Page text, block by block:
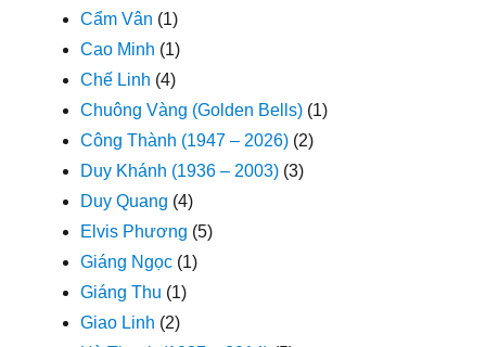
Cẩm Vân (1)
Cao Minh (1)
Chế Linh (4)
Chuông Vàng (Golden Bells) (1)
Công Thành (1947 – 2026) (2)
Duy Khánh (1936 – 2003) (3)
Duy Quang (4)
Elvis Phương (5)
Giáng Ngọc (1)
Giáng Thu (1)
Giao Linh (2)